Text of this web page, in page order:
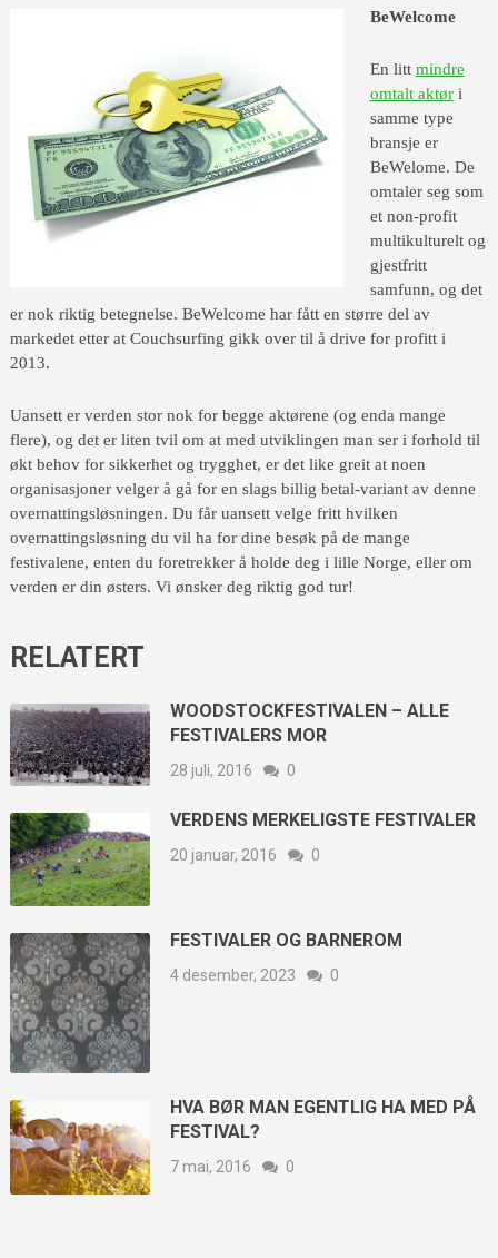
BeWelcome
En litt mindre
omtalt aktør i
samme type
bransje er
BeWelome. De
omtaler seg som
et non-profit
multikulturelt og
gjestfritt
samfunn, og det
er nok riktig betegnelse. BeWelcome har fått en større del av
markedet etter at Couchsurfing gikk over til å drive for profitt i
2013.
Uansett er verden stor nok for begge aktørene (og enda mange
flere), og det er liten tvil om at med utviklingen man ser i forhold til
økt behov for sikkerhet og trygghet, er det like greit at noen
organisasjoner velger å gå for en slags billig betal-variant av denne
overnattingsløsningen. Du får uansett velge fritt hvilken
overnattingsløsning du vil ha for dine besøk på de mange
festivalene, enten du foretrekker å holde deg i lille Norge, eller om
verden er din østers. Vi ønsker deg riktig god tur!
RELATERT
WOODSTOCKFESTIVALEN – ALLE
FESTIVALERS MOR
28 juli, 2016 0
VERDENS MERKELIGSTE FESTIVALER
20 januar, 2016 0
FESTIVALER OG BARNEROM
4 desember, 2023 0
HVA BØR MAN EGENTLIG HA MED PÅ
FESTIVAL?
7 mai, 2016 0